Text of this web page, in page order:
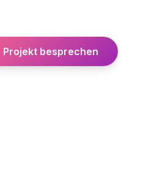
Projekt besprechen